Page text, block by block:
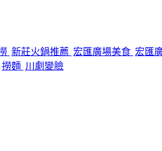
新莊火鍋推薦 宏匯廣場美食 宏匯
撈麵 川劇變臉